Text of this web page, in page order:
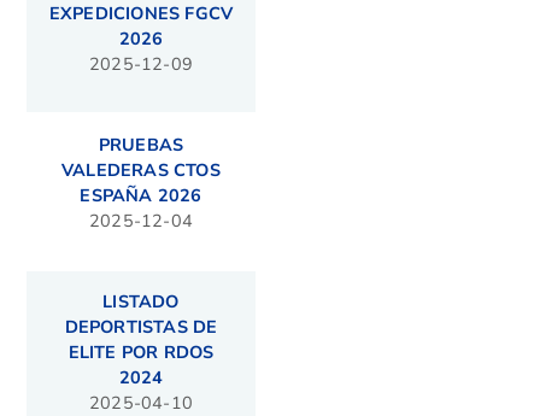
EXPEDICIONES FGCV
2026
2025-12-09
PRUEBAS
VALEDERAS CTOS
ESPAÑA 2026
2025-12-04
LISTADO
DEPORTISTAS DE
ELITE POR RDOS
2024
2025-04-10